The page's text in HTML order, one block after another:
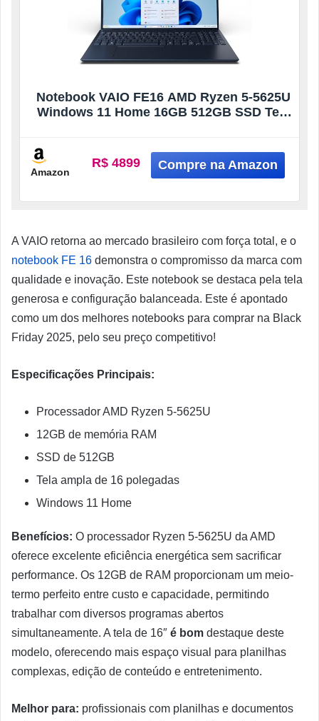
Notebook VAIO FE16 AMD Ryzen 5-5625U
Windows 11 Home 16GB 512GB SSD Tela
Amazon
R$ 4899
A VAIO retorna ao mercado brasileiro com força total, e o
notebook FE 16 demonstra o compromisso da marca com
qualidade e inovação. Este notebook se destaca pela tela
generosa e configuração balanceada. Este é apontado
como um dos melhores notebooks para comprar na Black
Friday 2025, pelo seu preço competitivo!
Especificações Principais:
Processador AMD Ryzen 5-5625U
12GB de memória RAM
SSD de 512GB
Tela ampla de 16 polegadas
Windows 11 Home
Benefícios: O processador Ryzen 5-5625U da AMD
oferece excelente eficiência energética sem sacrificar
performance. Os 12GB de RAM proporcionam um meio-
termo perfeito entre custo e capacidade, permitindo
trabalhar com diversos programas abertos
simultaneamente. A tela de 16″ é bom destaque deste
modelo, oferecendo mais espaço visual para planilhas
complexas, edição de conteúdo e entretenimento.
Melhor para: profissionais com planilhas e documentos